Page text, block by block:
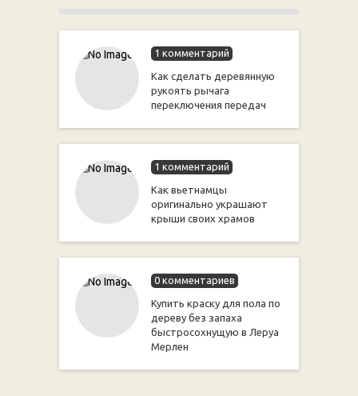
1 комментарий
Как сделать деревянную
рукоять рычага
переключения передач
1 комментарий
Как вьетнамцы
оригинально украшают
крыши своих храмов
0 комментариев
Купить краску для пола по
дереву без запаха
быстросохнущую в Леруа
Мерлен